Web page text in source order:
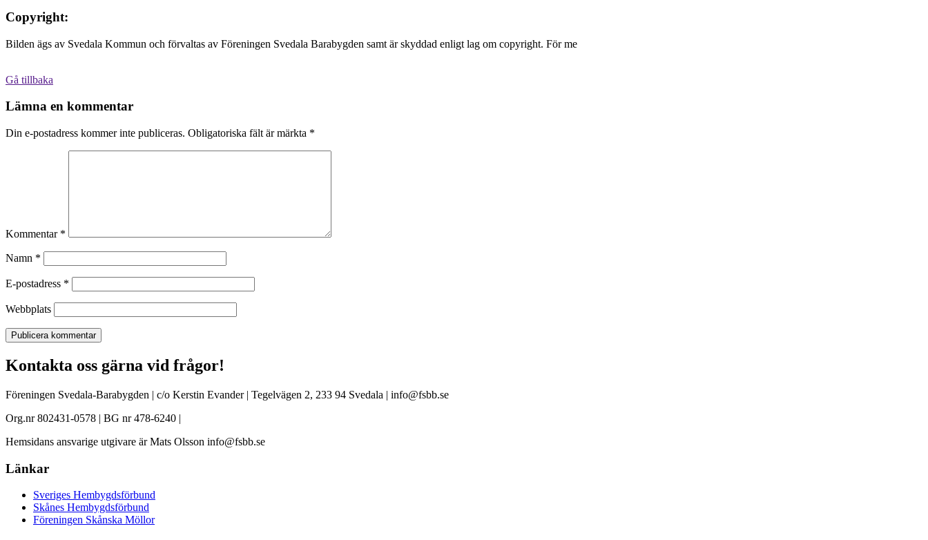
Copyright:
Bilden ägs av Svedala Kommun och förvaltas av Föreningen Svedala Barabygden samt är skyddad enligt lag om copyright. För me
Gå tillbaka
Lämna en kommentar
Din e-postadress kommer inte publiceras. Obligatoriska fält är märkta *
Kommentar *
Namn *
E-postadress *
Webbplats
Kontakta oss gärna vid frågor!
Föreningen Svedala-Barabygden | c/o Kerstin Evander | Tegelvägen 2, 233 94 Svedala | info@fsbb.se
Org.nr 802431-0578 | BG nr 478-6240 |
Hemsidans ansvarige utgivare är Mats Olsson info@fsbb.se
Länkar
Sveriges Hembygdsförbund
Skånes Hembygdsförbund
Föreningen Skånska Möllor